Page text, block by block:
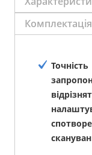
Комплектація